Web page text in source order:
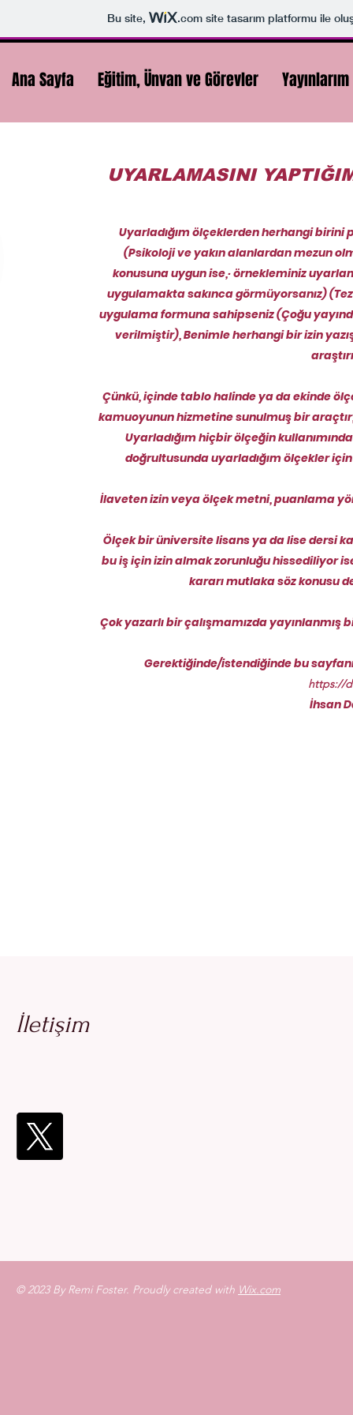
Bu site, .comsite tasarım platformu ile
Ana Sayfa Eğitim, Ünvan ve Görevler Yayınlarım
UYARLAMASINI
Uyarladığım ölçeklerden herhangi
(Psikoloji ve yakın alanlardan mezun
konusuna uygun ise,· örnekleminiz
uygulamakta sakınca görmüyorsanız)
uygulama formuna sahipseniz (Çoğu
verilmiştir), Benimle herhangi bir izin
Çünkü, içinde tablo halinde ya da ekinde
kamuoyunun hizmetine sunulmuş bir
Uyarladığım hiçbir ölçeğin
doğrultusunda uyarladığım ölçekler
İlaveten izin veya ölçek metni, puanlama
Ölçek bir üniversite lisans ya da lise dersi
bu iş için izin almak zorunluğu hissediliyor
kararı mutlaka söz konusu
Çok yazarlı bir çalışmamızda yayınlanmış
Gerektiğinde/istendiğinde bu
https://
İhsan
İletişim
© 2023 By Remi Foster. Proudly created with Wix.com